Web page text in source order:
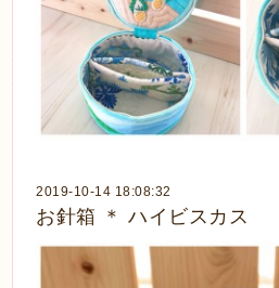
2019-10-14 18:08:32
お針箱 ＊ ハイビスカス